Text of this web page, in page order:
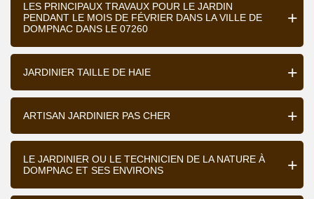
LES PRINCIPAUX TRAVAUX POUR LE JARDIN
PENDANT LE MOIS DE FÉVRIER DANS LA VILLE DE
DOMPNAC DANS LE 07260
JARDINIER TAILLE DE HAIE
ARTISAN JARDINIER PAS CHER
LE JARDINIER OU LE TECHNICIEN DE LA NATURE À
DOMPNAC ET SES ENVIRONS